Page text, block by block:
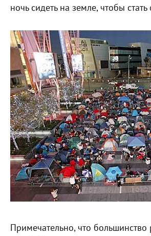
ночь сидеть на земле, чтобы
Примечательно, что